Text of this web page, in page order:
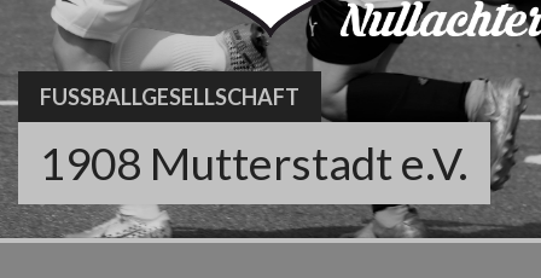
FUSSBALLGESELLSCHAFT
1908 Mutterstadt e.V.